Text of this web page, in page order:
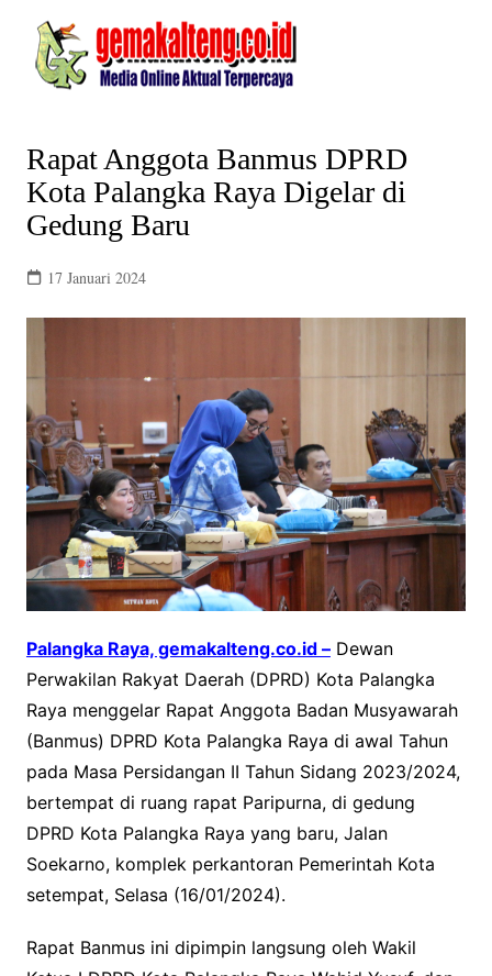
content
Rapat Anggota Banmus DPRD
Kota Palangka Raya Digelar di
Gedung Baru
17 Januari 2024
Palangka Raya, gemakalteng.co.id – Dewan
Perwakilan Rakyat Daerah (DPRD) Kota Palangka
Raya menggelar Rapat Anggota Badan Musyawarah
(Banmus) DPRD Kota Palangka Raya di awal Tahun
pada Masa Persidangan II Tahun Sidang 2023/2024,
bertempat di ruang rapat Paripurna, di gedung
DPRD Kota Palangka Raya yang baru, Jalan
Soekarno, komplek perkantoran Pemerintah Kota
setempat, Selasa (16/01/2024).
Rapat Banmus ini dipimpin langsung oleh Wakil